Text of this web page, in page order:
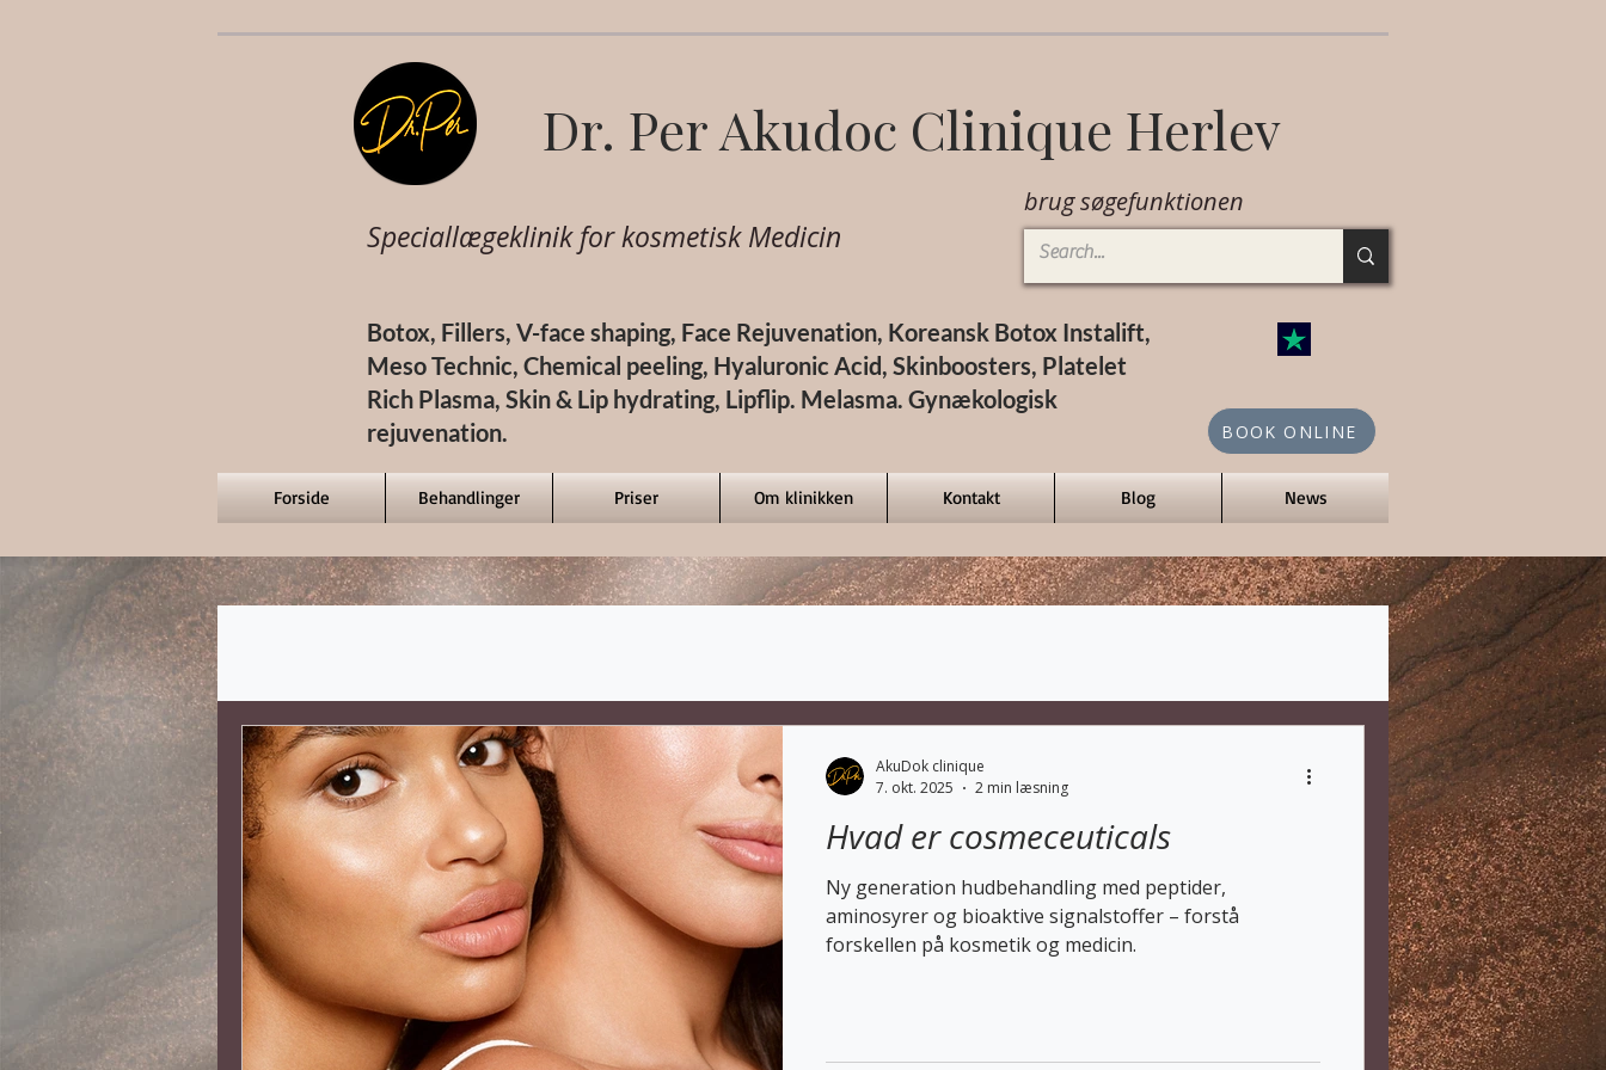
Dr. Per Akudoc Clinique Herlev
brug søgefunktionen
Speciallægeklinik for kosmetisk Medicin
Botox, Fillers, V-face shaping, Face Rejuvenation, Koreansk Botox Instalift,
Meso Technic, Chemical peeling, Hyaluronic Acid, Skinboosters, Platelet
Rich Plasma, Skin & Lip hydrating, Lipflip. Melasma. Gynækologisk
rejuvenation.
BOOK ONLINE
Forside Behandlinger Priser Om klinikken Kontakt Blog News
Hvad er cosmeceuticals
Ny generation hudbehandling med peptider,
aminosyrer og bioaktive signalstoffer – forstå
forskellen på kosmetik og medicin.
AkuDok clinique
7. okt. 2025
2 min læsning